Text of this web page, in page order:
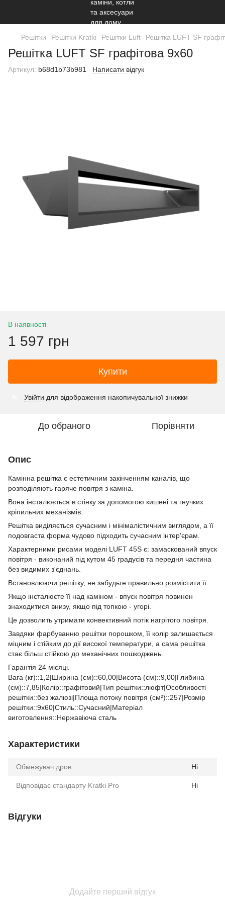
Решітки Решітки Kratki Решітки Luft Решітка LUFT SF
Решітка LUFT SF графітова 9x60
Артикул: b68d1b73b981 Написати відгук
В наявності
1 597 грн
Купити
Увійти для відображення накопичувальної знижки
До обраного Порівняти
Опис
Камінна решітка є естетичним закінченням каналів, що
розподіляють гаряче повітря з каміна.
Вона інсталюється в стінку за допомогою кишені та гнучких
кріпильних механізмів.
Решітка виділяється сучасним і мінімалістичним виглядом, а її
подовгаста форма чудово підходить сучасним інтер'єрам.
Характерними рисами моделі LUFT 45S є: замаскований впуск
повітря - виконаний під кутом 45 градусів та передня частина
без видимих з'єднань.
Встановлюючи решітку, не забудьте правильно розмістити її.
Якщо інсталюєте її над каміном - впуск повітря повинен
знаходитися внизу, якщо під топкою - угорі.
Це дозволить утримати конвективний потік нагрітого повітря.
Завдяки фарбуванню решітки порошком, її колір залишається
міцним і стійким до дії високої температури, а сама решітка
стає більш стійкою до механічних пошкоджень.
Гарантія 24 місяці.
Вага (кг)::1,2|Ширина (см)::60,00|Висота (см)::9,00|Глибина
(см)::7,85|Колір::графітовий|Тип решітки::люфт|Особливості
решітки::без жалюзі|Площа потоку повітря (см²)::257|Розмір
решітки::9x60|Стиль::Cучасний|Матеріал
виготовлення::Нержавіюча сталь
Характеристики
Обмежувач дров Ні
Відповідає стандарту Kratki Pro Ні
Відгуки
Додайте перший відгук